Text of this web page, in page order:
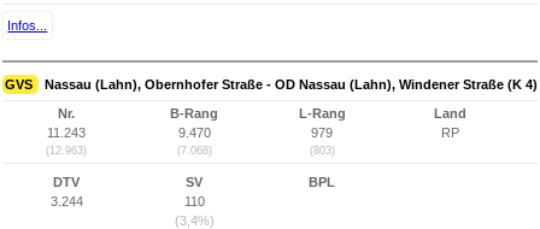
Infos...
GVS Nassau (Lahn), Obernhofer Straße - OD Nassau (Lahn), Windener Straße (K 4)
Nr.
11.243
(12.963)
B-Rang
9.470
(7.068)
L-Rang
979
(803)
Land
RP
DTV
3.244
SV
110
(3,4%)
BPL